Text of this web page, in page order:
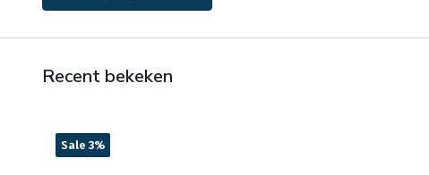
Recent bekeken
Sale 3%